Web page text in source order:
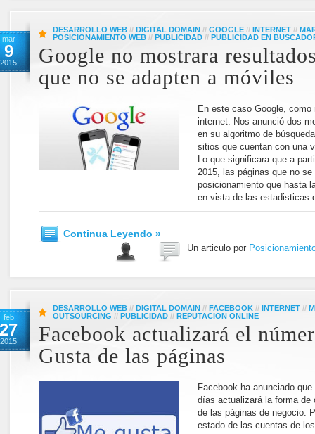
mar
9
2015
DESARROLLO WEB // DIGITAL DOMAIN // GOOGLE // INTERNET //
POSICIONAMIENTO WEB // PUBLICIDAD // PUBLICIDAD EN
Google no mostrara
que no se adapten a móviles
En este caso Google,
internet. Nos anunció dos
en su algoritmo de
sitios que cuentan con una
Lo que significara que a
2015, las páginas que no
posicionamiento que hasta
en vista de las estadisticas
Continua Leyendo »
Un articulo por
feb
27
2015
DESARROLLO WEB // DIGITAL DOMAIN // FACEBOOK // INTERNET //
OUTSOURCING // PUBLICIDAD // REPUTACION ONLINE
Facebook actualizará el
Gusta de las páginas
Facebook ha anunciado
días actualizará la forma de
de las páginas de negocio.
estado de las cuentas de